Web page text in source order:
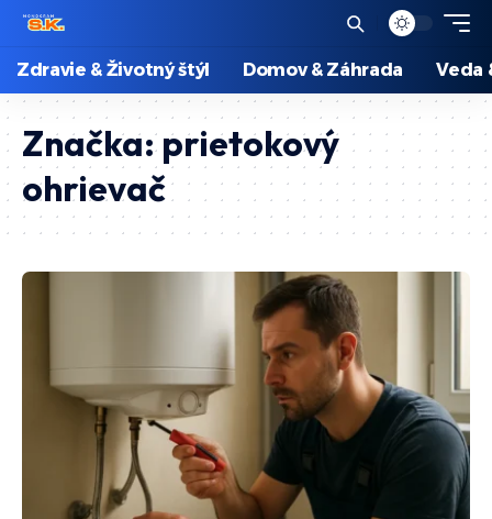
Zdravie & Životný štýl Domov & Záhrada Veda
Značka:prietokový
ohrievač